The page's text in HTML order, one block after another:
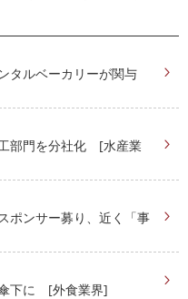
タルベーカリーが関与
部門を分社化 [水産業
ポンサー募り、近く「事
下に [外食業界]